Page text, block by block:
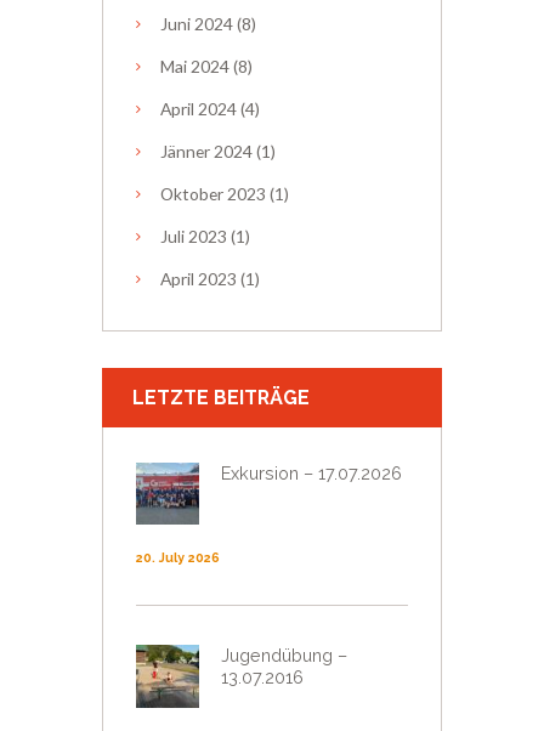
Juni2024(8)
Mai 2024(8)
April 2024(4)
Jänner 2024(1)
Oktober 2023 (1)
Juli 2023 (1)
April 2023 (1)
LETZTE BEITRÄGE
Exkursion – 17.07.2026
20. July 2026
Jugendübung –
13.07.2016